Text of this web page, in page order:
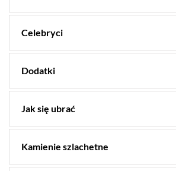
Celebryci
Dodatki
Jak się ubrać
Kamienie szlachetne